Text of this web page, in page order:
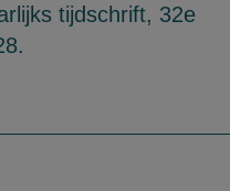
tijdschrift, 32e